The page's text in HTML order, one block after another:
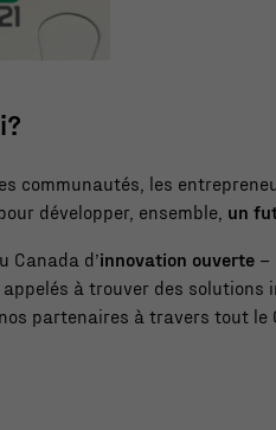
communautés, les
développer, ensemble, un
Canada d’innovation ouverte –
à trouver des solutions
partenaires à travers tout le